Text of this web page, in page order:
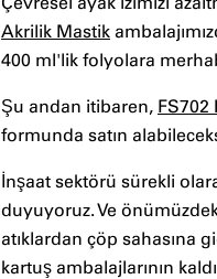
Akrilik Mastik
400 ml'lik folyolara
Şu andan itibaren, FS702
formunda satın
İnşaat sektörü sürekli
duyuyoruz. Ve
atıklardan çöp sahasına
kartuş ambalajlarının